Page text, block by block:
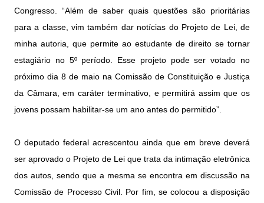
Congresso. “Além de saber quais questões são prioritárias
para a classe, vim também dar notícias do Projeto de Lei, de
minha autoria, que permite ao estudante de direito se tornar
estagiário no 5º período. Esse projeto pode ser votado no
próximo dia 8 de maio na Comissão de Constituição e Justiça
da Câmara, em caráter terminativo, e permitirá assim que os
jovens possam habilitar-se um ano antes do permitido”.
O deputado federal acrescentou ainda que em breve deverá
ser aprovado o Projeto de Lei que trata da intimação eletrônica
dos autos, sendo que a mesma se encontra em discussão na
Comissão de Processo Civil. Por fim, se colocou a disposição